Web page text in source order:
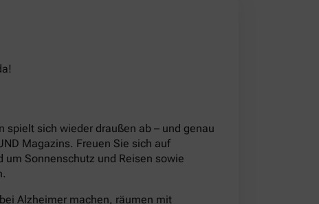
spielt sich wieder draußen ab – und genau
Magazins. Freuen Sie sich auf
um Sonnenschutz und Reisen sowie
Alzheimer machen, räumen mit